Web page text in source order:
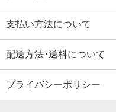
支払い方法について
配送方法･送料について
プライバシーポリシー